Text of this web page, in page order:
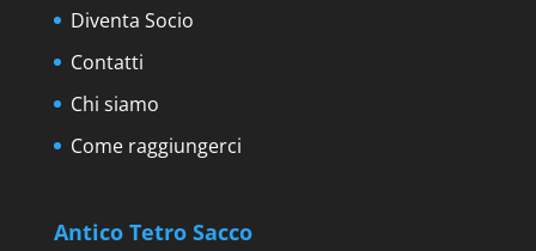
Diventa Socio
Contatti
Chi siamo
Come raggiungerci
Antico Tetro Sacco